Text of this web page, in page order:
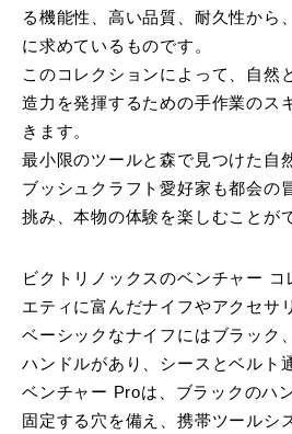
る機能性、高い品質、耐久性から
に求めているものです。
このコレクションによって、自然
造力を発揮するための手作業のス
きます。
最小限のツールと森で見つけた自
ブッシュクラフト愛好家も都会の
挑み、本物の体験を楽しむことが
ビクトリノックスのベンチャー コ
エティに富んだナイフやアクセサ
ベーシックなナイフにはブラック
ハンドルがあり、シースとベルト
ベンチャー Proは、ブラックのハ
固定する穴を備え、携帯ツールシ